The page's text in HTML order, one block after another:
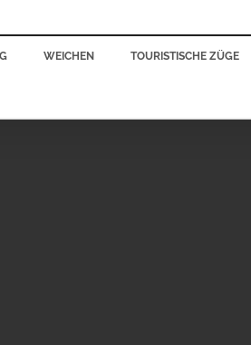
WEICHEN TOURISTISCHE ZÜGE